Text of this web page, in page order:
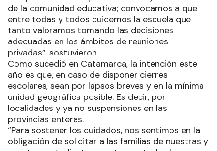
de la comunidad educativa; convocamos a que
entre todas y todos cuidemos la escuela que
tanto valoramos tomando las decisiones
adecuadas en los ámbitos de reuniones
privadas”, sostuvieron.
Como sucedió en Catamarca, la intención este
año es que, en caso de disponer cierres
escolares, sean por lapsos breves y en la mínima
unidad geográfica posible. Es decir, por
localidades y ya no suspensiones en las
provincias enteras.
“Para sostener los cuidados, nos sentimos en la
obligación de solicitar a las familias de nuestras y